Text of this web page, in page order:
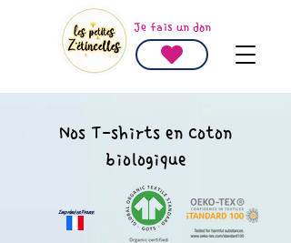
Je fais un don
Nos T-shirts en coton
biologique
Impriméen France